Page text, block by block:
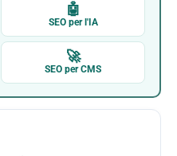
🤖
SEO per l'IA
🚀
SEO per CMS